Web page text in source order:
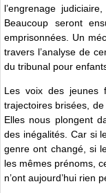
l’engrenage
Beaucoup seront
emprisonnées. Un
travers l’analyse de
du tribunal pour
Les voix des jeunes
trajectoires brisées,
Elles nous plongent
des inégalités. Car si
genre ont changé, si
les mêmes prénoms,
n’ont aujourd’hui rien